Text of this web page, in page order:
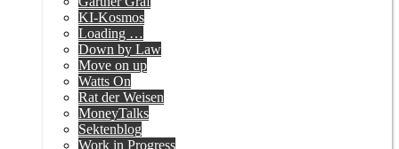
KI-Kosmos
Loading …
Down by Law
Move on up
Watts On
Rat der Weisen
MoneyTalks
Sektenblog
Work in Progress